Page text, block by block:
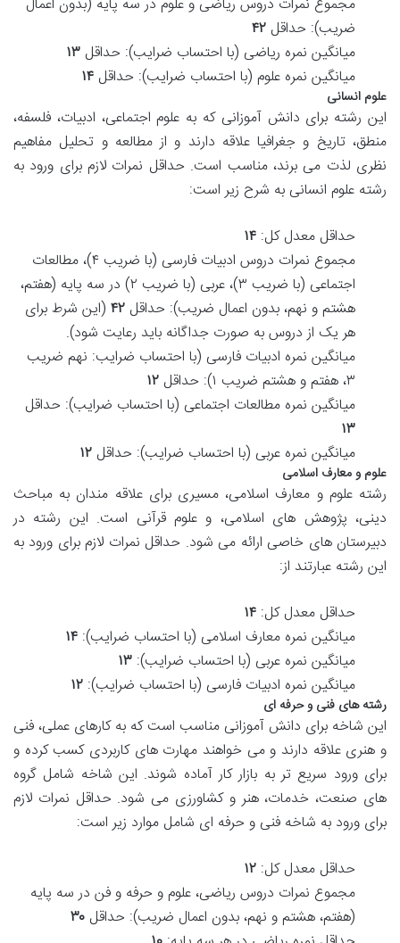
مجموع نمرات دروس ریاضی و علوم در سه پایه (بدون اعمال
ضریب): حداقل ۴۲
میانگین نمره ریاضی (با احتساب ضرایب): حداقل ۱۳
میانگین نمره علوم (با احتساب ضرایب): حداقل ۱۴
علوم انسانی
این رشته برای دانش آموزانی که به علوم اجتماعی، ادبیات، فلسفه،
منطق، تاریخ و جغرافیا علاقه دارند و از مطالعه و تحلیل مفاهیم
نظری لذت می برند، مناسب است. حداقل نمرات لازم برای ورود به
رشته علوم انسانی به شرح زیر است:
حداقل معدل کل: ۱۴
مجموع نمرات دروس ادبیات فارسی (با ضریب ۴)، مطالعات
اجتماعی (با ضریب ۳)، عربی (با ضریب ۲) در سه پایه (هفتم،
هشتم و نهم، بدون اعمال ضریب): حداقل ۴۲ (این شرط برای
هر یک از دروس به صورت جداگانه باید رعایت شود).
میانگین نمره ادبیات فارسی (با احتساب ضرایب: نهم ضریب
۳، هفتم و هشتم ضریب ۱): حداقل
۱۲
میانگین نمره مطالعات اجتماعی (با احتساب ضرایب): حداقل
۱۳
میانگین نمره عربی (با احتساب ضرایب): حداقل ۱۲
علوم و معارف اسلامی
رشته علوم و معارف اسلامی، مسیری برای علاقه مندان به مباحث
دینی، پژوهش های اسلامی، و علوم قرآنی است. این رشته در
دبیرستان های خاصی ارائه می شود. حداقل نمرات لازم برای ورود به
این رشته عبارتند از:
حداقل معدل کل: ۱۴
میانگین نمره معارف اسلامی (با احتساب ضرایب): ۱۴
میانگین نمره عربی (با احتساب ضرایب): ۱۳
میانگین نمره ادبیات فارسی (با احتساب ضرایب): ۱۲
رشته های فنی و حرفه ای
این شاخه برای دانش آموزانی مناسب است که به کارهای عملی، فنی
و هنری علاقه دارند و می خواهند مهارت های کاربردی کسب کرده و
برای ورود سریع تر به بازار کار آماده شوند. این شاخه شامل گروه
های صنعت، خدمات، هنر و کشاورزی می شود. حداقل نمرات لازم
برای ورود به شاخه فنی و حرفه ای شامل موارد زیر است:
حداقل معدل کل: ۱۲
مجموع نمرات دروس ریاضی، علوم و حرفه و فن در سه پایه
(هفتم، هشتم و نهم، بدون اعمال ضریب): حداقل ۳۰